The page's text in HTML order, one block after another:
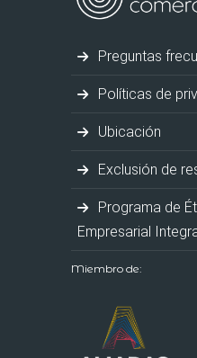
Preguntas
Políticas de
Ubicación
Exclusión de
Programa de
Empresarial
Miembro de: